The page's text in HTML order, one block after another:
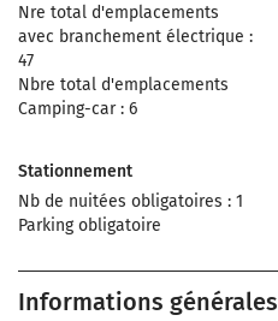
Nre total d'emplacements
avec branchement électrique :
47
Nbre total d'emplacements
Camping-car : 6
Stationnement
Nb de nuitées obligatoires : 1
Parking obligatoire
Informations générales